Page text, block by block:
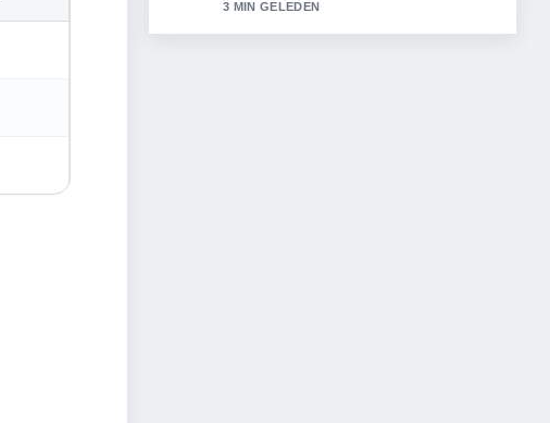
5 MIN GELEDEN